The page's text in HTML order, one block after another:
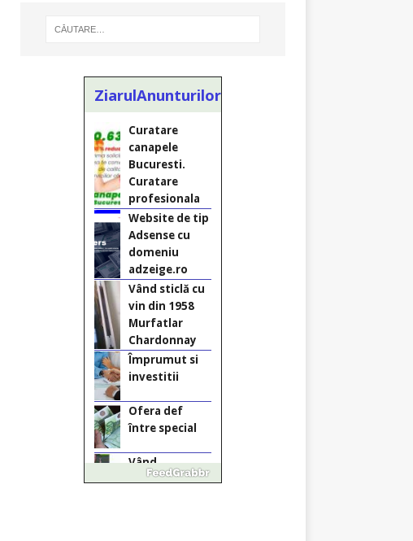
ZiarulAnunturilor.ro
canapele
Bucuresti.
Curatare
profesionala
Website de tip
Adsense cu
domeniu
adzeige.ro
Vând sticlă cu
vin din 1958
Murfatlar
Chardonnay
Împrumut si
investitii
Ofera def
între special
Vând
domeniu+website
de publicitate de
tip Adsense
Pastorul Liviu